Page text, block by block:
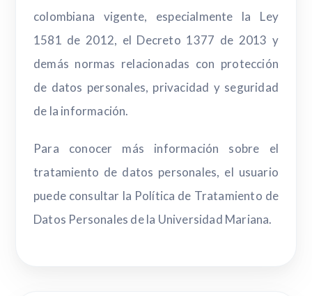
colombiana vigente, especialmente la Ley
1581 de 2012, el Decreto 1377 de 2013 y
demás normas relacionadas con protección
de datos personales, privacidad y seguridad
de la información.
Para conocer más información sobre el
tratamiento de datos personales, el usuario
puede consultar la Política de Tratamiento de
Datos Personales de la Universidad Mariana.